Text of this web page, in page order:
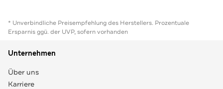
* Unverbindliche Preisempfehlung des Herstellers. Prozentuale
Ersparnis ggü. der UVP, sofern vorhanden
Unternehmen
Über uns
Karriere